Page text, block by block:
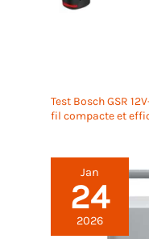
Test Bosch GSR
fil compacte et
Jan
24
2026